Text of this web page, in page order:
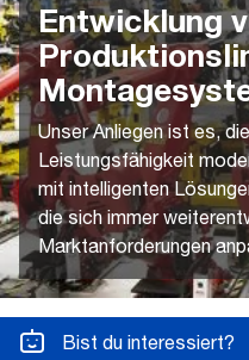
Entwicklung
Unser Anliegen ist es,
Leistungsfähigkeit
mit intelligenten
die sich immer
Marktanforderungen
Bist du interessiert?